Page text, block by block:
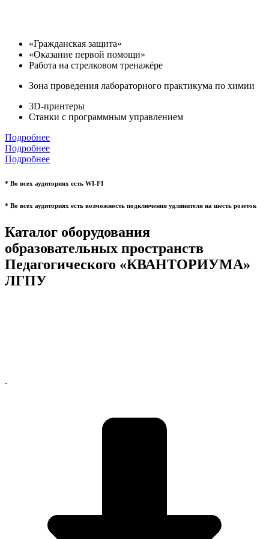
«Гражданская защита»
«Оказание первой помощи»
Работа на стрелковом тренажёре
Зона проведения лабораторного практикума по химии
3D-принтеры
Станки с программным управлением
Подробнее
Подробнее
Подробнее
* Во всех аудиториях есть WI-FI
* Во всех аудиториях есть возможность подключения удлинителя на шесть розеток
Каталог оборудования
образовательных пространств
Педагогического «КВАНТОРИУМА»
ЛГПУ
.